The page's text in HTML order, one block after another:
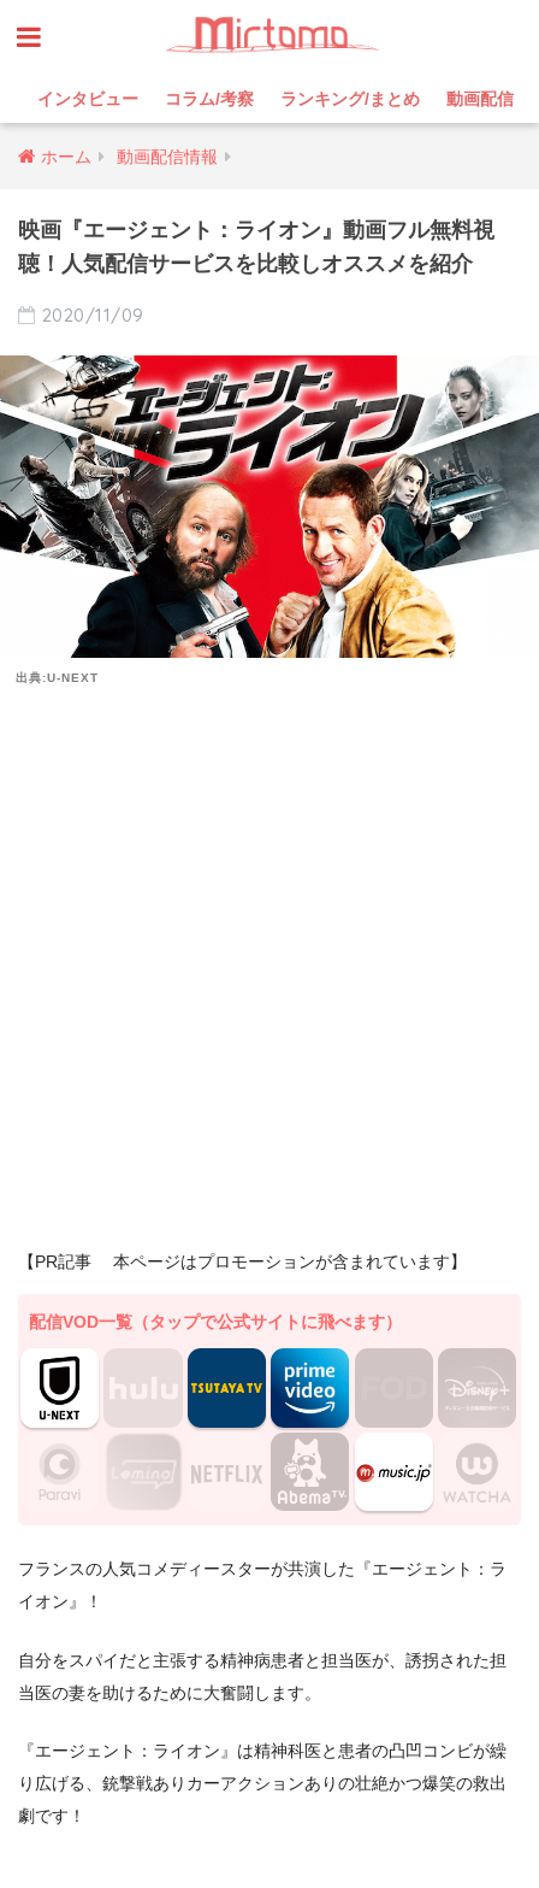
インタビュー コラム/考察 ランキング/まとめ 動画配信
ホーム 動画配信情報
映画『エージェント：ライオン』動画フル無料視
聴！人気配信サービスを比較しオススメを紹介
2020/11/09
出典:U-NEXT
【PR記事 本ページはプロモーションが含まれています】
配信VOD一覧（タップで公式サイトに飛べます）
フランスの人気コメディースターが共演した『エージェント：ラ
イオン』！
自分をスパイだと主張する精神病患者と担当医が、誘拐された担
当医の妻を助けるために大奮闘します。
『エージェント：ライオン』は精神科医と患者の凸凹コンビが繰
り広げる、銃撃戦ありカーアクションありの壮絶かつ爆笑の救出
劇です！